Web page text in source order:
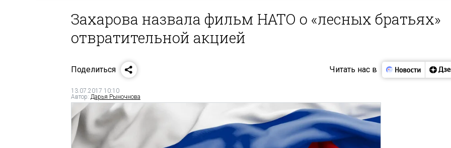
Захарова назвала фильм НАТО о «лесных братьях»
отвратительной акцией
Поделиться Читать нас в
13.07.2017 10:10
Автор: Дарья Рыночнова